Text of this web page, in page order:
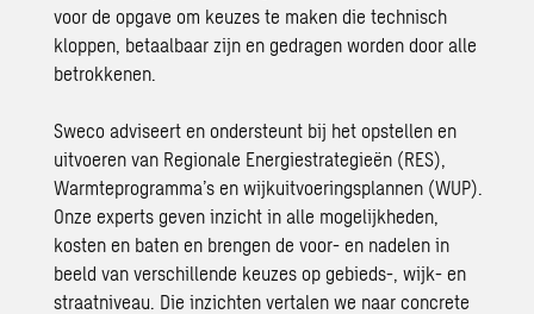
voor de opgave om keuzes te maken die technisch
kloppen, betaalbaar zijn en gedragen worden door alle
betrokkenen.
Sweco adviseert en ondersteunt bij het opstellen en
uitvoeren van Regionale Energiestrategieën (RES),
Warmteprogramma’s en wijkuitvoeringsplannen (WUP).
Onze experts geven inzicht in alle mogelijkheden,
kosten en baten en brengen de voor- en nadelen in
beeld van verschillende keuzes op gebieds-, wijk- en
straatniveau. Die inzichten vertalen we naar concrete